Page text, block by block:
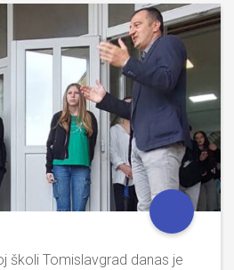
školi Tomislavgrad danas je